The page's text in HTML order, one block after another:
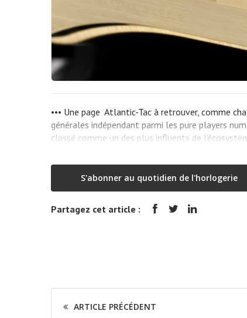
••• Une page Atlantic-Tac à retrouver, comme
générales indépendant parmi les pure players
classé comme un des plus influents de
S'abonner au quotidien de l'horlogerie
Partagez cet article :
ARTICLE PRÉCÉDENT